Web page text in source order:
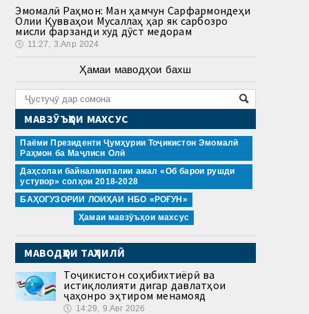
Эмомалӣ Раҳмон: Ман ҳамчун Сарфармондеҳи
Олии Қувваҳои Мусаллаҳ ҳар як сарбозро
мисли фарзанди худ дӯст медорам
🕔 11:27, 3.Апр 2024
Ҳамаи маводҳои бахш
МАВЗӮЪҲОИ МАХСУС
Паёми Президенти Ҷумҳурии Тоҷикистон Эмомалӣ
Раҳмон ба Маҷлиси Олӣ
Даҳсолаи байналмилалии амал «Об барои рушди
устувор» солҳои 2018-2028
БАҲОГУЗОРИИ ЛОИҲАИ НБО «РОҒУН»
Ҳамаи мавзӯъҳои махсус
МАВОДҲОИ ТАҲЛИЛӢ
Тоҷикистон соҳибихтиёрӣ ва
истиқлолияти дигар давлатҳои
ҷаҳонро эҳтиром менамояд
🕔 14:29, 9.Авг 2026